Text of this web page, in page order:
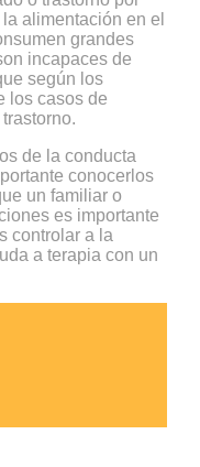
alimentación en el
grandes
incapaces de
según los
los casos de
de la conducta
conocerlos
un familiar o
es importante
controlar a la
a terapia con un